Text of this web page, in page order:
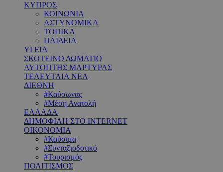
ΚΥΠΡΟΣ
ΚΟΙΝΩΝΙΑ
ΑΣΤΥΝΟΜΙΚΑ
ΤΟΠΙΚΑ
ΠΑΙΔΕΙΑ
ΥΓΕΙΑ
ΣΚΟΤΕΙΝΟ ΔΩΜΑΤΙΟ
ΑΥΤΟΠΤΗΣ ΜΑΡΤΥΡΑΣ
ΤΕΛΕΥΤΑΙΑ ΝΕΑ
ΔΙΕΘΝΗ
#Καύσωνας
#Μέση Ανατολή
ΕΛΛΑΔΑ
ΔΗΜΟΦΙΛΗ ΣΤΟ INTERNET
ΟΙΚΟΝΟΜΙΑ
#Καύσιμα
#Συνταξιοδοτικό
#Τουρισμός
ΠΟΛΙΤΙΣΜΟΣ